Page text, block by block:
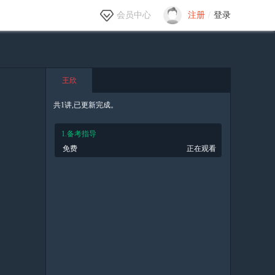
会员中心 注册 / 登录
王欣
共1讲,已更新完成。
1.备考指导
免费
正在观看